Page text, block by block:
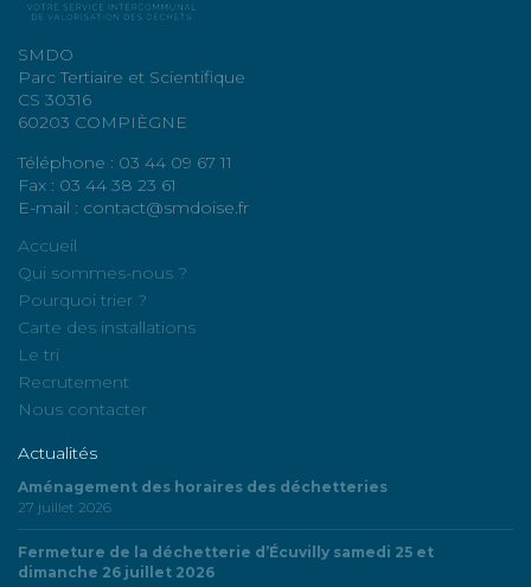
SMDO
Parc Tertiaire et Scientifique
CS 30316
60203 COMPIÈGNE
Téléphone : 03 44 09 67 11
Fax : 03 44 38 23 61
E-mail : contact@smdoise.fr
Accueil
Qui sommes-nous ?
Pourquoi trier ?
Carte des installations
Le tri
Recrutement
Nous contacter
Actualités
Aménagement des horaires des déchetteries
27 juillet 2026
Fermeture de la déchetterie d’Écuvilly samedi 25 et
dimanche 26 juillet 2026